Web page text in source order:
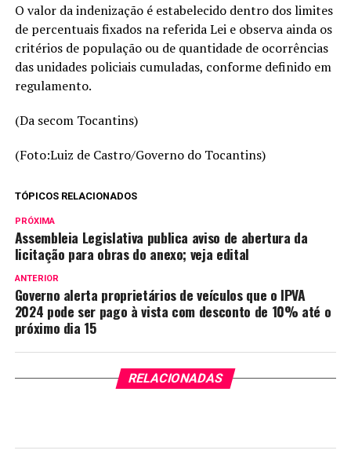
O valor da indenização é estabelecido dentro dos limites
de percentuais fixados na referida Lei e observa ainda os
critérios de população ou de quantidade de ocorrências
das unidades policiais cumuladas, conforme definido em
regulamento.
(Da secom Tocantins)
(Foto:Luiz de Castro/Governo do Tocantins)
TÓPICOS RELACIONADOS
PRÓXIMA
Assembleia Legislativa publica aviso de abertura da
licitação para obras do anexo; veja edital
ANTERIOR
Governo alerta proprietários de veículos que o IPVA
2024 pode ser pago à vista com desconto de 10% até o
próximo dia 15
RELACIONADAS